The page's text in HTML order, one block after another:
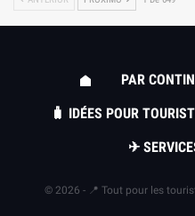
PAR
🧳 IDÉES POUR
✈
© 2026 - 📍 Tout pour les